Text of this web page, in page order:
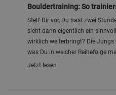
Bouldertraining: So
Stell' Dir vor, Du hast zwei
sieht dann eigentlich ein
wirklich weiterbringt? Die
was Du in welcher Reihefolge
Jetzt lesen